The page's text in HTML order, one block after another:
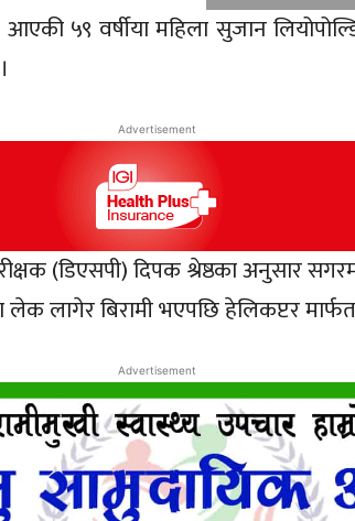
५९ वर्षीया महिला सुजान
Advertisement
(डिएसपी) दिपक श्रेष्ठका अनुसार
लागेर बिरामी भएपछि हेलिकप्टर
Advertisement